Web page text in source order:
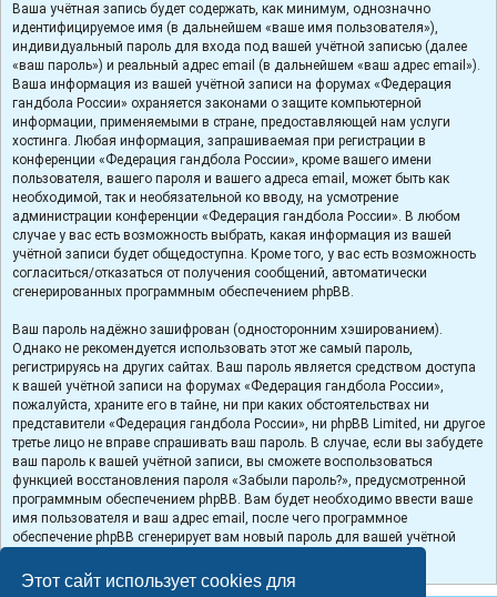
Этот сайт использует cookies для
Ваша учётная запись будет содержать, как минимум, однозначно
идентифицируемое имя (в дальнейшем «ваше имя пользователя»),
индивидуальный пароль для входа под вашей учётной записью (далее
«ваш пароль») и реальный адрес email (в дальнейшем «ваш адрес email»).
Ваша информация из вашей учётной записи на форумах «Федерация
гандбола России» охраняется законами о защите компьютерной
информации, применяемыми в стране, предоставляющей нам услуги
хостинга. Любая информация, запрашиваемая при регистрации в
конференции «Федерация гандбола России», кроме вашего имени
пользователя, вашего пароля и вашего адреса email, может быть как
необходимой, так и необязательной ко вводу, на усмотрение
администрации конференции «Федерация гандбола России». В любом
случае у вас есть возможность выбрать, какая информация из вашей
учётной записи будет общедоступна. Кроме того, у вас есть возможность
согласиться/отказаться от получения сообщений, автоматически
сгенерированных программным обеспечением phpBB.
Ваш пароль надёжно зашифрован (односторонним хэшированием).
Однако не рекомендуется использовать этот же самый пароль,
регистрируясь на других сайтах. Ваш пароль является средством доступа
к вашей учётной записи на форумах «Федерация гандбола России»,
пожалуйста, храните его в тайне, ни при каких обстоятельствах ни
представители «Федерация гандбола России», ни phpBB Limited, ни другое
третье лицо не вправе спрашивать ваш пароль. В случае, если вы забудете
ваш пароль к вашей учётной записи, вы сможете воспользоваться
функцией восстановления пароля «Забыли пароль?», предусмотренной
программным обеспечением phpBB. Вам будет необходимо ввести ваше
имя пользователя и ваш адрес email, после чего программное
обеспечение phpBB сгенерирует вам новый пароль для вашей учётной